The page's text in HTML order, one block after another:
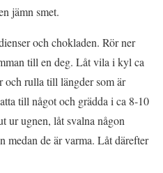
jämn smet.
och chokladen. Rör ner
till en deg. Låt vila i kyl ca
och rulla till längder som är
till något och grädda i ca 8-10
ur ugnen, låt svalna någon
medan de är varma. Låt därefter